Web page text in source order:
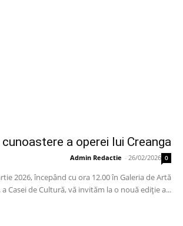
a operei lui Creanga
Admin Redactie - 26/02/2026 0
2026, începând cu ora 12.00 în Galeria de Artă
a Casei de Cultură, vă invităm la o nouă ediție a...